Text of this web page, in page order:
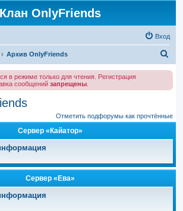
Клан OnlyFriends
Вход
Архив OnlyFriends
в режиме только для чтения. Регистрация
сообщений запрещены
Отметить подфорумы как прочтённые
Сервер «Кайатор»
Сервер «Ева»